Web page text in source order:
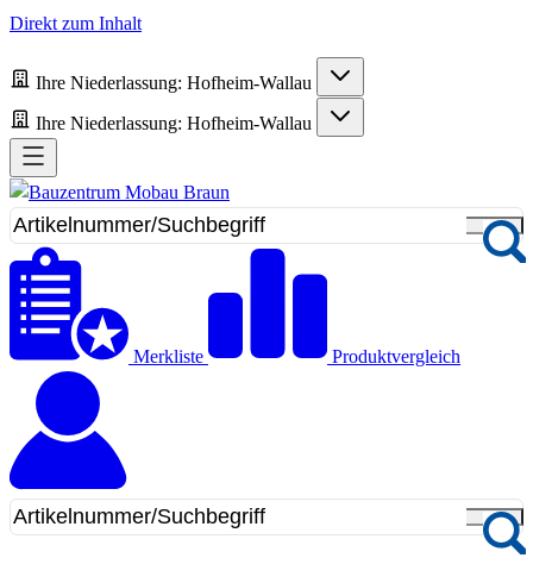
Direkt zum Inhalt
Ihre Niederlassung: Hofheim-Wallau
Ihre Niederlassung: Hofheim-Wallau
Merkliste Produktvergleich